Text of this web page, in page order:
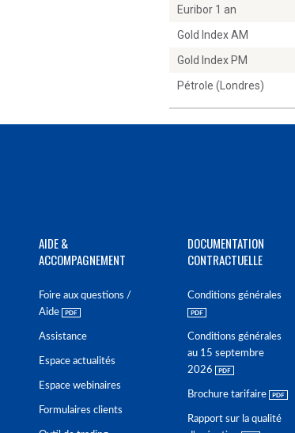
Euribor 1 an
Gold Index AM
Gold Index PM
Pétrole (Londres)
AIDE &
ACCOMPAGNEMENT
Foire aux questions /
Aide
Assistance
Espace actualités
Espace webinaires
Formulaires clients
DOCUMENTATION
CONTRACTUELLE
Conditions générales
Conditions générales
au 15 septembre
2026
Brochure tarifaire
Rapport sur la qualité